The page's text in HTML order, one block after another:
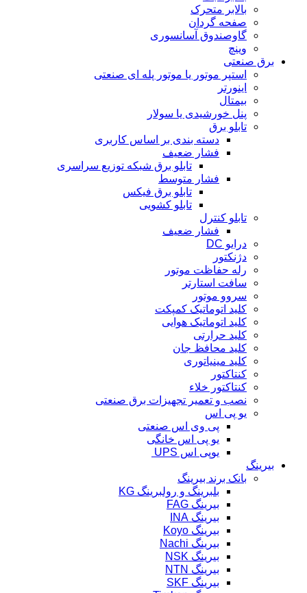
بالابر متحرک
صفحه گردان
گاوصندوق آسانسوری
وینچ
برق صنعتی
استپر موتور یا موتور پله ای صنعتی
اینورتر
بیمتال
پنل خورشیدی یا سولار
تابلو برق
دسته بندی بر اساس کاربری
فشار ضعیف
تابلو برق شبکه توزیع سراسری
فشار متوسط
تابلو برق فیکس
تابلو کشویی
تابلو کنترل
فشار ضعیف
درایو DC
دژنکتور
رله حفاظت موتور
سافت استارتر
سروو موتور
کلید اتوماتیک کمپکت
کلید اتوماتیک هوایی
کلید حرارتی
کلید محافظ جان
کلید مینیاتوری
کنتاکتور
کنتاکتور خلاء
نصب و تعمیر تجهیزات برق صنعتی
یو پی اس
پی وی اس صنعتی
یو پی اس خانگی
یوپی اس UPS
بیرینگ
بانک برند بیرینگ
بلبرینگ و رولبرینگ KG
بیرینگ FAG
بیرینگ INA
بیرینگ Koyo
بیرینگ Nachi
بیرینگ NSK
بیرینگ NTN
بیرینگ SKF